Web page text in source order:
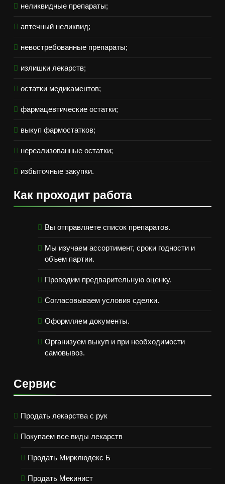
неликвидные препараты;
аптечный неликвид;
невостребованные препараты;
излишки лекарств;
остатки медикаментов;
фармацевтические остатки;
выкуп фармостатков;
нереализованные остатки;
избыточные закупки.
Как проходит работа
Вы отправляете список препаратов.
Мы изучаем ассортимент, сроки годности и
объем партии.
Проводим предварительную оценку.
Согласовываем условия сделки.
Оформляем документы.
Организуем выкуп и при необходимости
самовывоз.
Сервис
Продать лекарства с рук
Покупаем все виды лекарств
Продать Мирклюдекс Б
Продать Мекинист